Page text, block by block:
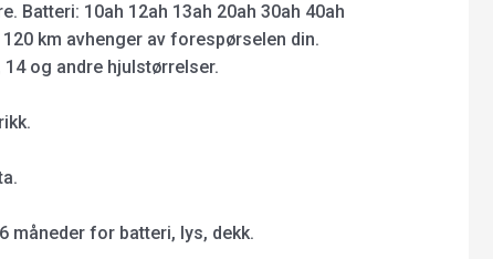
Batteri: 10ah 12ah 13ah 20ah 30ah 40ah
km avhenger av forespørselen din.
14 og andre hjulstørrelser.
måneder for batteri, lys, dekk.